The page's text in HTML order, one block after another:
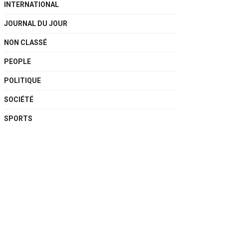
INTERNATIONAL
JOURNAL DU JOUR
NON CLASSÉ
PEOPLE
POLITIQUE
SOCIÉTÉ
SPORTS